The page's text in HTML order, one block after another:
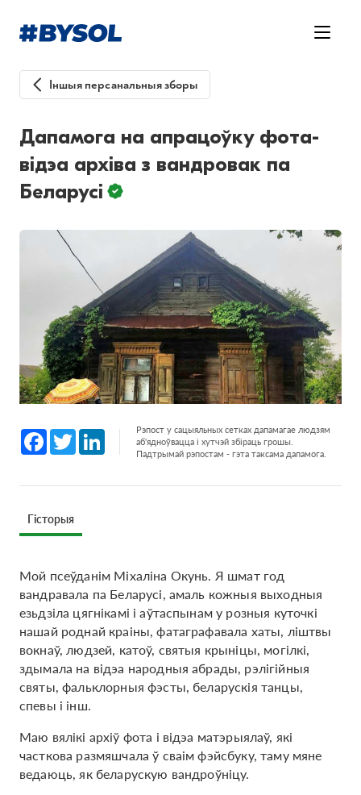
Іншыя персанальныя зборы
Дапамога на апрацоўку фота-
відэа архіва з вандровак па
Беларусі
Facebook
Twitter LinkedInРэпост у сацыяльных сетках дапамагае людзям
аб'ядноўвацца і хутчэй збіраць грошы.
Падтрымай рэпостам - гэта таксама дапамога.
Гісторыя
Мой псеўданім Міхаліна Окунь. Я шмат год
вандравала па Беларусі, амаль кожныя выходныя
езьдзіла цягнікамі і аўтаспынам у розныя куточкі
нашай роднай краіны, фатаграфавала хаты, ліштвы
вокнаў, людзей, катоў, святыя крыніцы, могілкі,
здымала на відэа народныя абрады, рэлігійныя
святы, фальклорныя фэсты, беларускія танцы,
спевы і інш.
Маю вялікі архіў фота і відэа матэрыялаў, які
часткова размяшчала ў сваім фэйсбуку, таму мяне
ведаюць, як беларускую вандроўніцу.